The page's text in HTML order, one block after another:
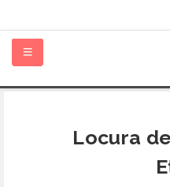
Locura